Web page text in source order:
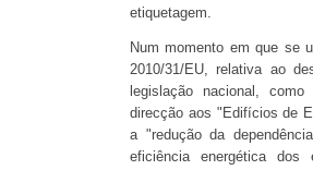
etiquetagem.
Num momento em que se
2010/31/EU, relativa ao
legislação nacional,
direcção aos "Edifícios de
a "redução da
eficiência energética